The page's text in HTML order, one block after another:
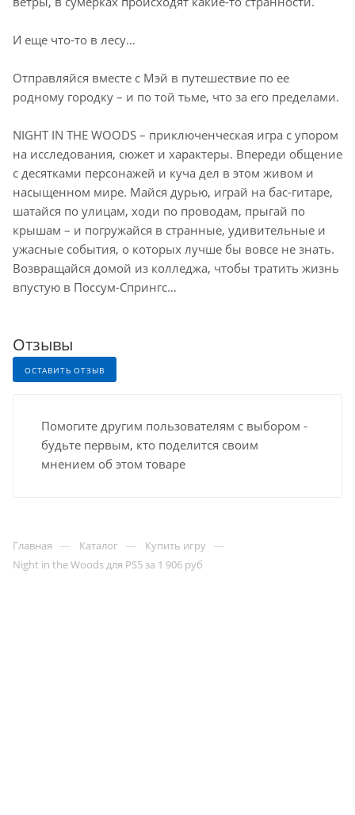
И еще что-то в лесу…
Отправляйся вместе с Мэй в путешествие по ее
родному городку – и по той тьме, что за его пределами.
NIGHT IN THE WOODS – приключенческая игра с упором
на исследования, сюжет и характеры. Впереди общение
с десятками персонажей и куча дел в этом живом и
насыщенном мире. Майся дурью, играй на бас-гитаре,
шатайся по улицам, ходи по проводам, прыгай по
крышам – и погружайся в странные, удивительные и
ужасные события, о которых лучше бы вовсе не знать.
Возвращайся домой из колледжа, чтобы тратить жизнь
впустую в Поссум-Спрингс…
Отзывы
ОСТАВИТЬ ОТЗЫВ
Помогите другим пользователям с выбором -
будьте первым, кто поделится своим
мнением об этом товаре
Главная — Каталог — Купить игру —
Night in the Woods для PS5 за 1 906 руб